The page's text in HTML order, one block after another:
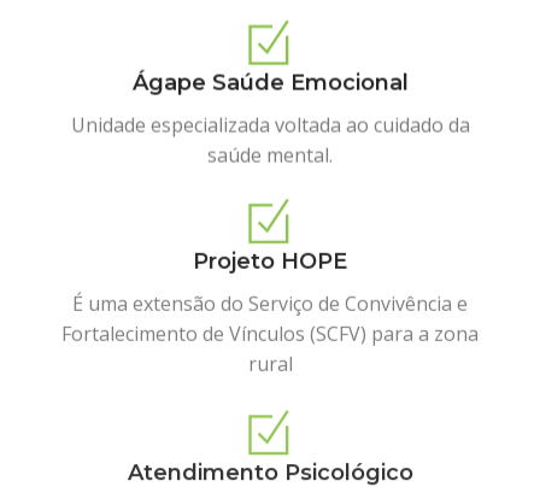
Ágape Saúde Emocional
Unidade especializada voltada ao cuidado da
saúde mental.
Projeto HOPE
É uma extensão do Serviço de Convivência e
Fortalecimento de Vínculos (SCFV) para a zona
rural
Atendimento Psicológico